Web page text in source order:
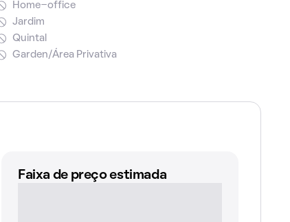
Home-office
Jardim
Quintal
Garden/Área Privativa
Faixa de preço estimada